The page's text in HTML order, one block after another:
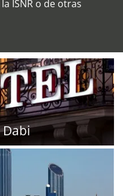
ISNR o de otras
Dabi